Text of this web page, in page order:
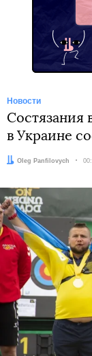
Новости
Состязания
в Украине
Автор:
Oleg Panfilovych